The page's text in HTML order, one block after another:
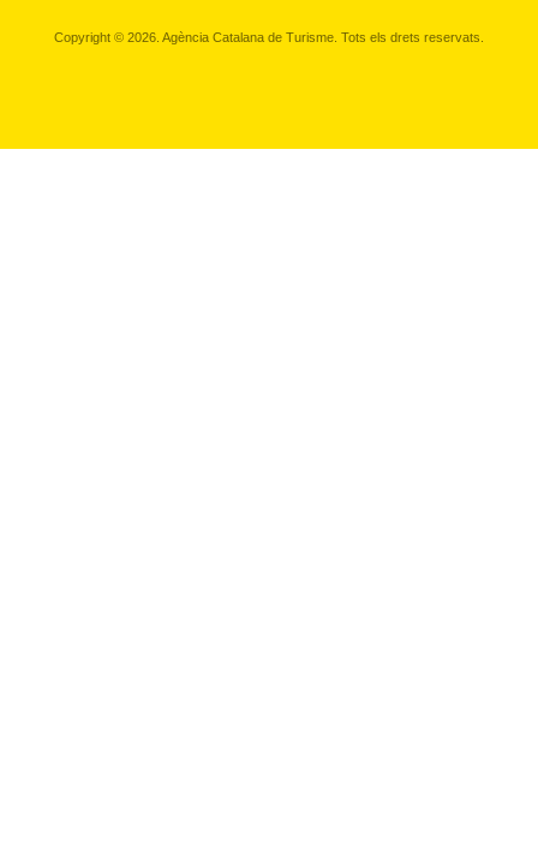
Copyright © 2026. Agència Catalana de Turisme. Tots els drets reservats.